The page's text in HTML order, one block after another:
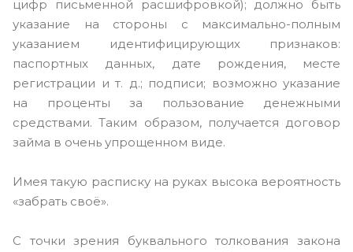
цифр письменной расшифровкой); должно быть
указание на стороны с максимально-полным
указанием идентифицирующих признаков:
паспортных данных, дате рождения, месте
регистрации и т. д.; подписи; возможно указание
на проценты за пользование денежными
средствами. Таким образом, получается договор
займа в очень упрощенном виде.
Имея такую расписку на руках высока вероятность
«забрать своё».
С точки зрения буквального толкования закона